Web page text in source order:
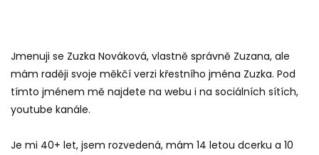
Jmenuji se Zuzka Nováková, vlastně správně Zuzana, ale
mám raději svoje měkčí verzi křestního jména Zuzka. Pod
tímto jménem mě najdete na webu i na sociálních sítích,
youtube kanále.
Je mi 40+ let, jsem rozvedená, mám 14 letou dcerku a 10